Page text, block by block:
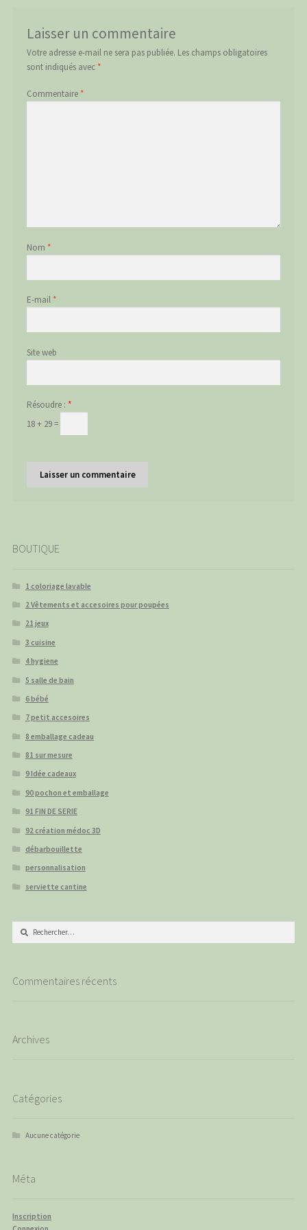
Laisser un commentaire
Votre adresse e-mail ne sera pas publiée. Les champs obligatoires
sont indiqués avec *
Commentaire *
Nom *
E-mail *
Site web
Résoudre : *
18 + 29 =
BOUTIQUE
1 coloriage lavable
2 Vêtements et accesoires pour poupées
21 jeux
3 cuisine
4 hygiene
5 salle de bain
6 bébé
7 petit accesoires
8 emballage cadeau
81 sur mesure
9 Idée cadeaux
90 pochon et emballage
91 FIN DE SERIE
92 création médoc 3D
débarbouillette
personnalisation
serviette cantine
Rechercher :
Commentaires récents
Archives
Catégories
Aucune catégorie
Méta
Inscription